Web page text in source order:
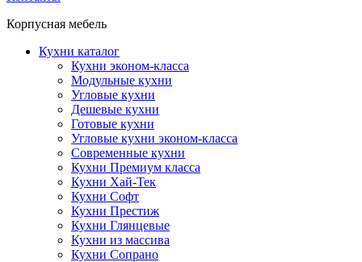
Корпусная мебель
Кухни каталог
Кухни эконом-класса
Модульные кухни
Угловые кухни
Дешевые кухни
Готовые кухни
Угловые кухни эконом-класса
Современные кухни
Кухни Премиум класса
Кухни Хай-Тек
Кухни Софт
Кухни Престиж
Кухни Глянцевые
Кухни из массива
Кухни Сопрано